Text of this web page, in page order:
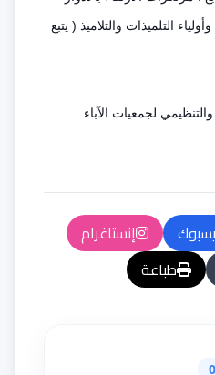
التلميذات والتلاميذ ( يتبع
لجمعيات الآباء
إنستاغرام
طباعة
0